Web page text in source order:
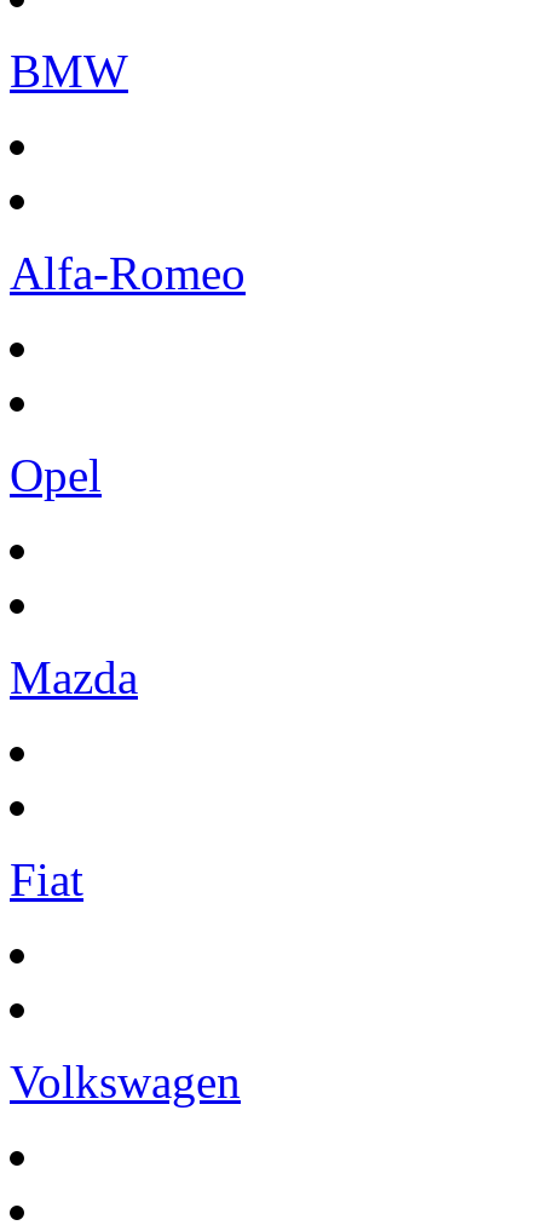
BMW
Alfa-Romeo
Opel
Mazda
Fiat
Volkswagen